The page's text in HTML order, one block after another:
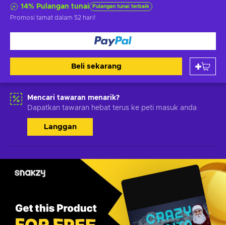
14% Pulangan tunai Pulangan tunai terbaik
Promosi tamat dalam 52 hari!
Beli sekarang
Mencari tawaran menarik?
Dapatkan tawaran hebat terus ke peti masuk anda
Langgan